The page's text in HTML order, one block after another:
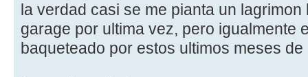
la verdad casi se me pianta un
garage por ultima vez, pero igualmente
baqueteado por estos ultimos meses